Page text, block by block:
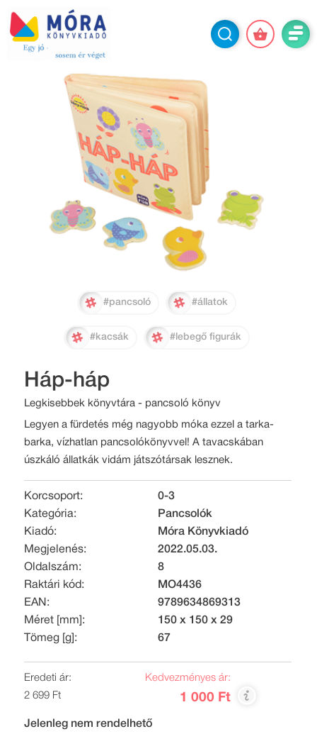
#pancsoló #állatok
#kacsák #lebegő figurák
Háp-háp
Legkisebbek könyvtára - pancsoló könyv
Legyen a fürdetés még nagyobb móka ezzel a tarka-
barka, vízhatlan pancsolókönyvvel! A tavacskában
úszkáló állatkák vidám játszótársak lesznek.
Korcsoport:
0-3
Kategória:
Pancsolók
Kiadó:
Móra Könyvkiadó
Megjelenés:
2022.05.03.
Oldalszám:
8
Raktári kód:
MO4436
EAN:
9789634869313
Méret [mm]:
150 x 150 x 29
Tömeg [g]:
67
Eredeti ár:
2 699 Ft
Kedvezményes ár:
1 000 Ft
Jelenleg nem rendelhető